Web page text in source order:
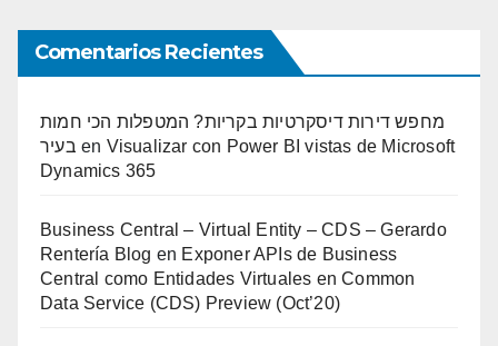
Comentarios Recientes
מחפש דירות דיסקרטיות בקריות? המטפלות הכי חמות
בעיר en Visualizar con Power BI vistas de Microsoft
Dynamics 365
Business Central – Virtual Entity – CDS – Gerardo
Rentería Blog en Exponer APIs de Business
Central como Entidades Virtuales en Common
Data Service (CDS) Preview (Oct’20)